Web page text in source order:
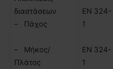
διαστάσεων
– Πάχος
– Μήκος/
Πλάτος
ΕΝ 324-
1
ΕΝ 324-
1